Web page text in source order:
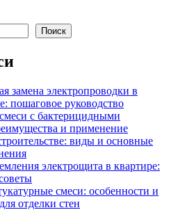
Поиск
замена электропроводки в
пошаговое руководство
с бактерицидными
и применение
виды и основные
электрощита в квартире:
смеси: особенности и
отделки стен